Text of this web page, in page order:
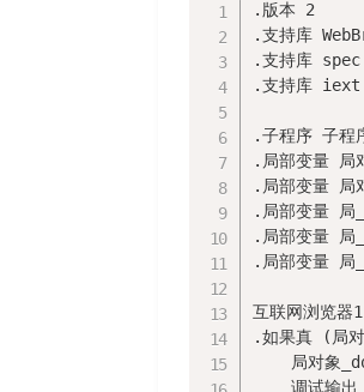
.版本 2
.支持库
.支持库 spec
.支持库 iext
.子程序 子程
.局部变量 局
.局部变量
.局部变量
.局部变量
.局部变量
互联网浏览器
.如果真 (局
局对象
调试输出